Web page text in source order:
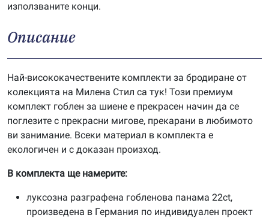
използваните конци.
Описание
Най-висококачествените комплекти за бродиране от
колекцията на Милена Стил са тук! Този премиум
комплект гоблен за шиене е прекрасен начин да се
поглезите с прекрасни мигове, прекарани в любимото
ви занимание. Всеки материал в комплекта е
екологичен и с доказан произход.
В комплекта ще намерите:
луксозна разграфена гобленова панама 22ct,
произведена в Германия по индивидуален проект